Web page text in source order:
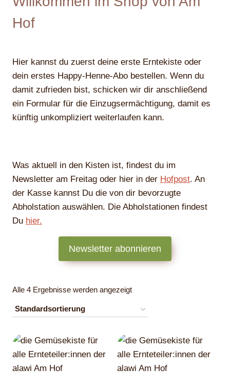
Hof
Hier kannst du zuerst deine erste Erntekiste oder
dein erstes Happy-Henne-Abo bestellen. Wenn du
damit zufrieden bist, schicken wir dir anschließend
ein Formular für die Einzugsermächtigung, damit es
künftig unkompliziert weiterlaufen kann.
Was aktuell in den Kisten ist, findest du im
Newsletter am Freitag oder hier in der Hofpost. An
der Kasse kannst Du die von dir bevorzugte
Abholstation auswählen. Die Abholstationen findest
Du hier.
Newsletter abonnieren
Alle 4 Ergebnisse werden angezeigt